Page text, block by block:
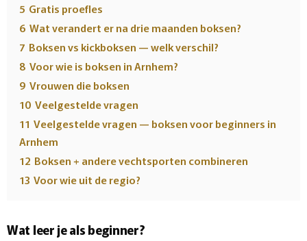
5 Gratis proefles
6 Wat verandert er na drie maanden boksen?
7 Boksen vs kickboksen — welk verschil?
8 Voor wie is boksen in Arnhem?
9 Vrouwen die boksen
10 Veelgestelde vragen
11 Veelgestelde vragen — boksen voor beginners in
Arnhem
12 Boksen + andere vechtsporten combineren
13 Voor wie uit de regio?
Wat leer je als beginner?